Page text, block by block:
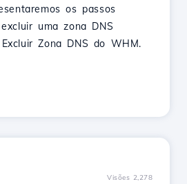
os passos
uma zona DNS
Zona DNS do WHM.
Visões 2,278